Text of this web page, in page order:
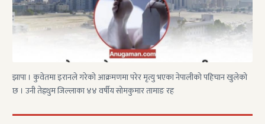
झापा । कुवेतमा इरानले गरेको आक्रमणमा परेर मृत्यु भएका नेपालीको पहिचान खुलेको
छ । उनी तेह्रथुम जिल्लाका ४४ वर्षीय सोमकुमार तामाङ रह